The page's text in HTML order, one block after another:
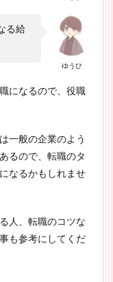
ゆうひ
る給
になるので、役職
一般の企業のよう
るので、転職のタ
なるかもしれませ
人、転職のコツな
も参考にしてくだ